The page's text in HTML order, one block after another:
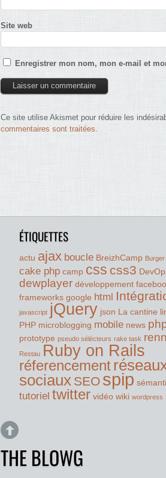
Site web
Enregistrer mon nom, mon e-mail et
Ce site utilise Akismet pour réduire les
commentaires sont traitées.
ÉTIQUETTES
actu ajax boucle BreizhCamp
cake php camp css css3
dewplayer développement
frameworks google html
javascript jQuery json La cantine
PHP microblogging mobile news
prototype pseudo sélécteurs rake task
Restau Ruby on Rails
réferencement
sociaux SEO spip
tutoriel twitter vidéo wiki wordpress
THE BLOWG